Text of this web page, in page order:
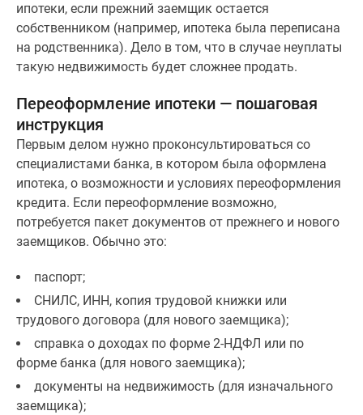
ипотеки, если прежний заемщик остается
собственником (например, ипотека была переписана
на родственника). Дело в том, что в случае неуплаты
такую недвижимость будет сложнее продать.
Переоформление ипотеки — пошаговая
инструкция
Первым делом нужно проконсультироваться со
специалистами банка, в котором была оформлена
ипотека, о возможности и условиях переоформления
кредита. Если переоформление возможно,
потребуется пакет документов от прежнего и нового
заемщиков. Обычно это:
паспорт;
СНИЛС, ИНН, копия трудовой книжки или
трудового договора (для нового заемщика);
справка о доходах по форме 2-НДФЛ или по
форме банка (для нового заемщика);
документы на недвижимость (для изначального
заемщика);